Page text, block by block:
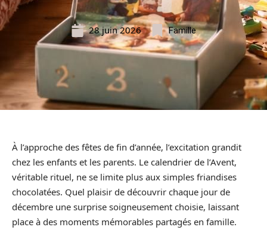
28 juin 2026 Famille
À l’approche des fêtes de fin d’année, l’excitation grandit
chez les enfants et les parents. Le calendrier de l’Avent,
véritable rituel, ne se limite plus aux simples friandises
chocolatées. Quel plaisir de découvrir chaque jour de
décembre une surprise soigneusement choisie, laissant
place à des moments mémorables partagés en famille.